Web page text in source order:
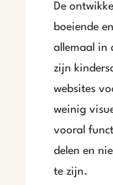
De
boeiende
allemaal in
zijn
websites
weinig
vooral
delen en
te zijn.